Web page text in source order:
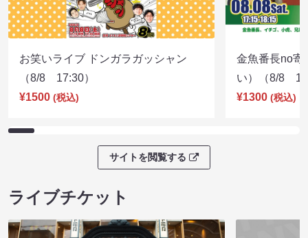
お笑いライブ ドンガラガッシャン
（8/8 17:30）
¥1500 (税込)
金魚番長no寄
い）（8/8
¥1300 (税込)
サイトを閲覧する
ライブチケット